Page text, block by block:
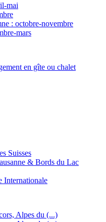
mai
: octobre-novembre
mars
en gîte ou chalet
Suisses
& Bords du Lac
Internationale
Alpes du (...)